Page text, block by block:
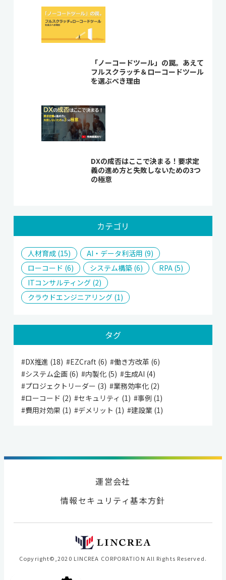
「ノーコードツール」の罠。あえて
フルスクラッチ＆ローコードツール
を選ぶべき理由
DXの成否はここで決まる！要求定
義の進め方と失敗しないための3つ
の極意
カテゴリ
人材育成 (15)
AI・データ利活用 (9)
ローコード (6)
システム構築 (6)
RPA (5)
ITコンサルティング (2)
クラウドエンジニアリング (1)
タグ
#DX推進 (18) #EZCraft (6) #働き方改革 (6)
#システム企画 (6) #内製化 (5) #生成AI (4)
#プロジェクトリーダー (3) #業務効率化 (2)
#ローコード (2) #セキュリティ (1) #事例 (1)
#費用対効果 (1) #デメリット (1) #建設業 (1)
運営会社
情報セキュリティ基本方針
Copyright©,2020 LINCREA CORPORATION All Rights Reserved.